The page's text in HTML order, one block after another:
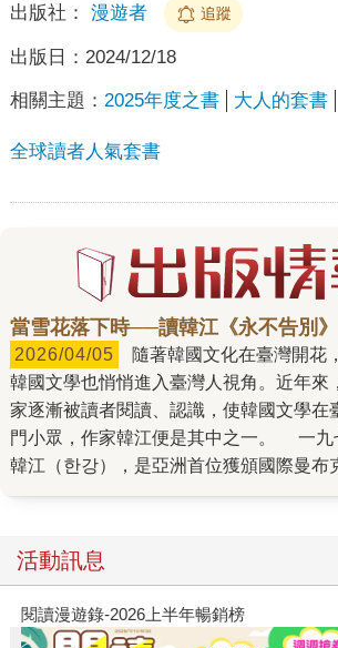
出版社： 漫遊者 追蹤
出版日： 2024/12/18
相關主題： 2025年度之書 大人的套書
全球讀者人氣套書
當雪花落下時──讀韓江《永不告別》
2026/04/05
韓國文學也悄悄進入臺灣人視角。近年來
家逐漸被讀者閱讀、認識，使韓國文學在
門小眾，作家韓江便是其中之一。 一九七○年出生於光州的
韓江（한강），是亞洲首位獲頒國際曼布
國，被翻譯成多種語言，在臺灣文學圈也
多讀者。回望歷年著作，在探討家庭中女
作《素食者》（채식주의자）後，韓江在
년이 온다）以六位參與光州事件的平民
活動訊息
閱讀漫遊錄-2026上半年暢銷榜